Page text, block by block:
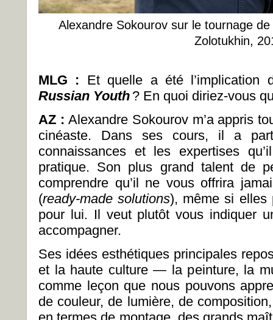
Alexandre Sokourov sur le tournage de
Zolotukhin,
MLG : Et quelle a été l’implication
Russian Youth ? En quoi diriez-vous
AZ :Alexandre Sokourov m’a appris
cinéaste. Dans ses cours, il a
connaissances et les expertises
pratique. Son plus grand talent de
comprendre qu’il ne vous offrira
(ready-made solutions), même si elles
pour lui. Il veut plutôt vous indiquer
accompagner.
Ses idées esthétiques principales
et la haute culture — la peinture, la
comme leçon que nous pouvons
de couleur, de lumière, de